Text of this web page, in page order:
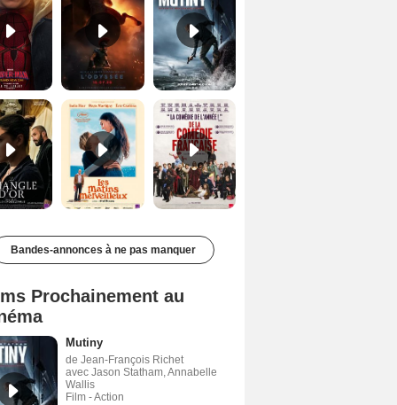
Les Matins merveilleux Bande-annonce VF De la Comédie-Française Teaser VF
Bandes-annonces à ne pas manquer
Prochainement au
Mutiny
de Jean-François Richet
avec Jason Statham, Annabelle
Wallis
Film - Action